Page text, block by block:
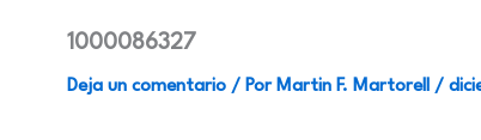
1000086327
Deja un comentario / Por Martin F. Martorell /